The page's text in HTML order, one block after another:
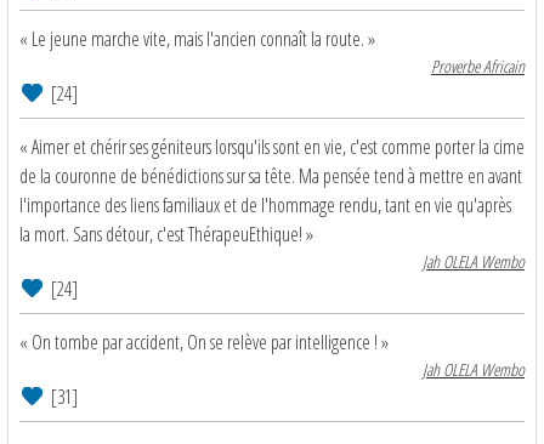
« Le jeune marche vite, mais l'ancien connaît la route. »
Proverbe Africain
[24]
« Aimer et chérir ses géniteurs lorsqu'ils sont en vie, c'est comme porter la cime
de la couronne de bénédictions sur sa tête. Ma pensée tend à mettre en avant
l'importance des liens familiaux et de l'hommage rendu, tant en vie qu'après
la mort. Sans détour, c'est ThérapeuEthique! »
Jah OLELA Wembo
[24]
« On tombe par accident, On se relève par intelligence ! »
Jah OLELA Wembo
[31]